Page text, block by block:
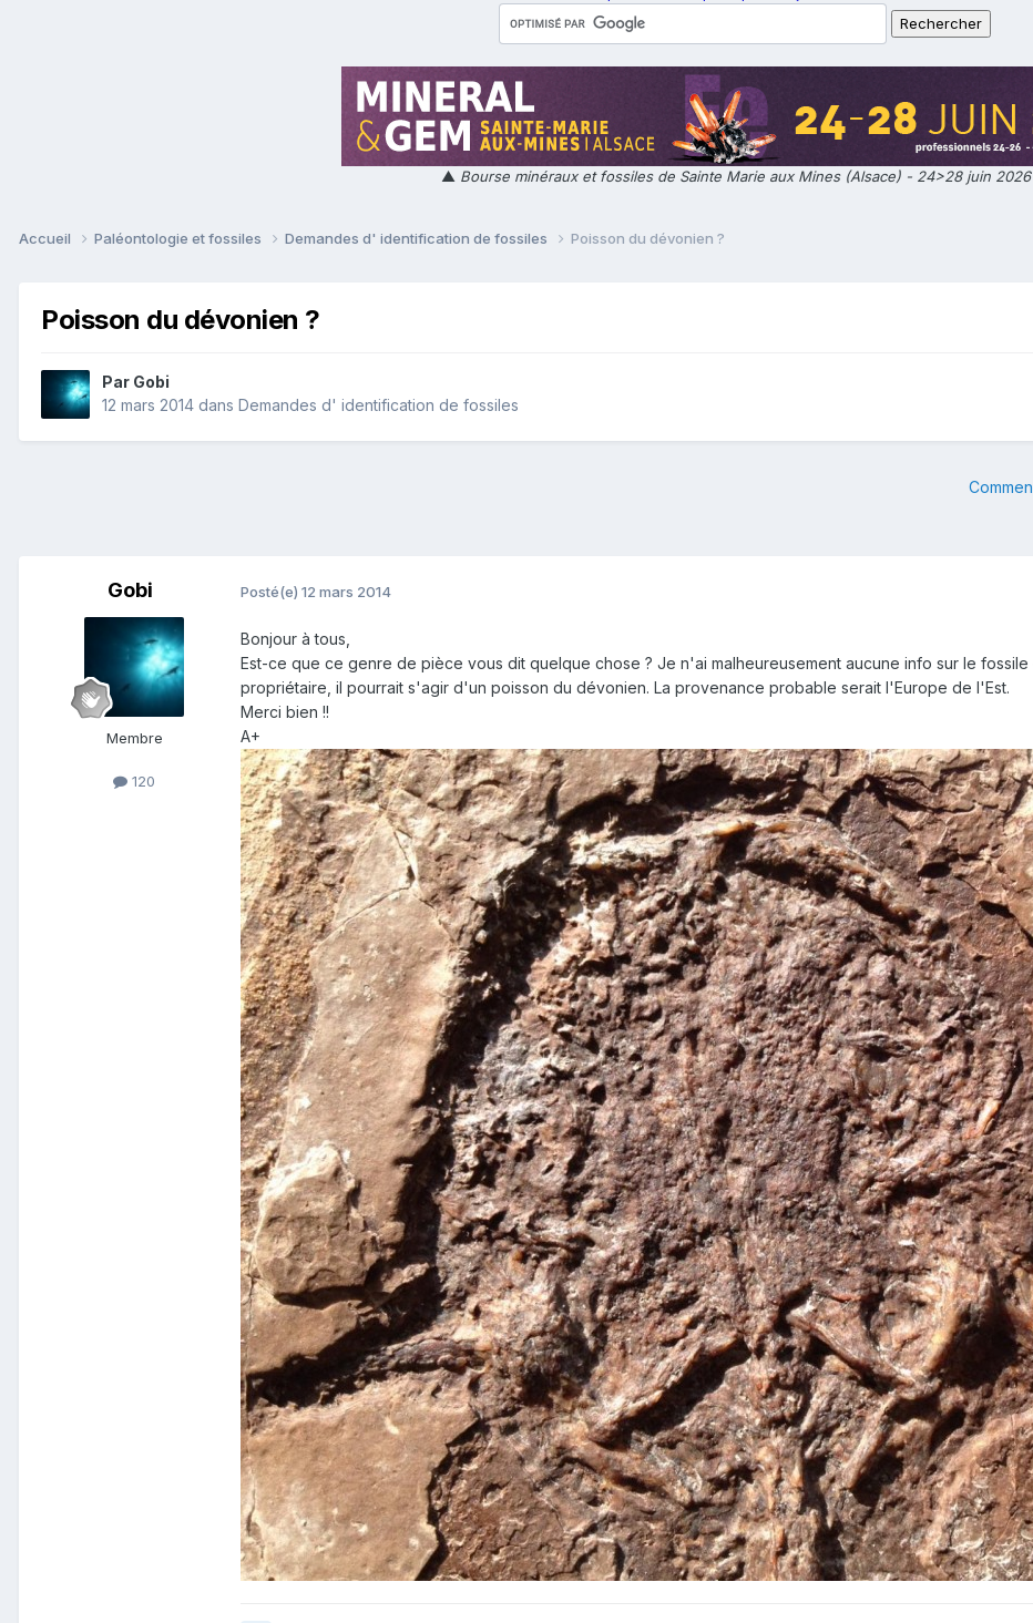
▲ Bourse minéraux et fossiles de Sainte Marie aux Mines (Alsace) - 24>28 juin 2026
Accueil Paléontologie et fossiles Demandes d' identification de fossiles Poisson du dévonien ?
Poisson du dévonien ?
Par Gobi
12 mars 2014 dans Demandes d' identification de fossiles
Gobi
Membre
120
Posté(e) 12 mars 2014
Bonjour à tous,
Est-ce que ce genre de pièce vous dit quelque chose ? Je n'ai malheureusement aucune info sur le
propriétaire, il pourrait s'agir d'un poisson du dévonien. La provenance probable serait l'Europe de l'Est.
Merci bien !!
A+